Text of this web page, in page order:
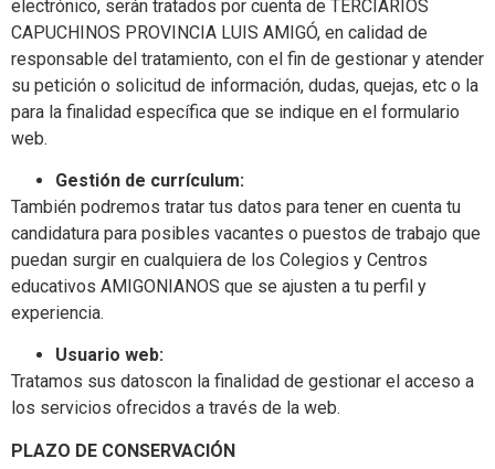
electrónico, serán tratados por cuenta de TERCIARIOS
CAPUCHINOS PROVINCIA LUIS AMIGÓ, en calidad de
responsable del tratamiento, con el fin de gestionar y atender
su petición o solicitud de información, dudas, quejas, etc o la
para la finalidad específica que se indique en el formulario
web.
Gestión de currículum:
También podremos tratar tus datos para tener en cuenta tu
candidatura para posibles vacantes o puestos de trabajo que
puedan surgir en cualquiera de los Colegios y Centros
educativos AMIGONIANOS que se ajusten a tu perfil y
experiencia.
Usuario web:
Tratamos sus datoscon la finalidad de gestionar el acceso a
los servicios ofrecidos a través de la web.
PLAZO DE CONSERVACIÓN